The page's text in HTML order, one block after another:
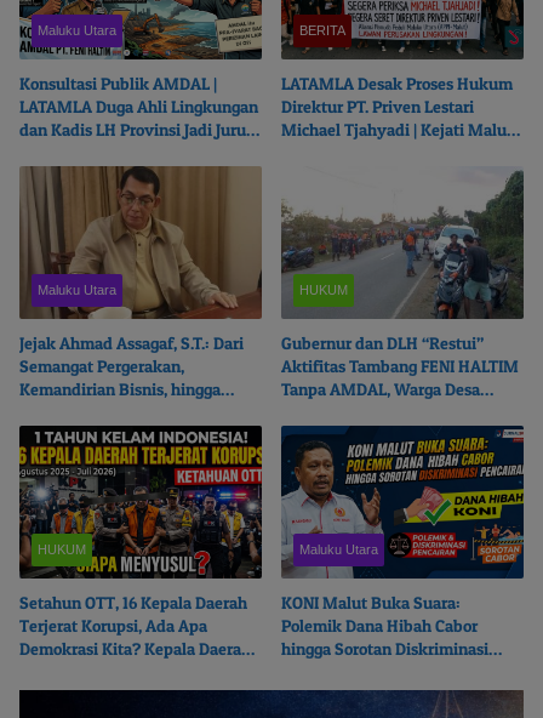
Maluku Utara
Konsultasi Publik AMDAL |
LATAMLA Duga Ahli Lingkungan
dan Kadis LH Provinsi Jadi Juru
BERITA
LATAMLA Desak Proses Hukum
Direktur PT. Priven Lestari
Michael Tjahyadi | Kejati Malut
Maluku Utara
Jejak Ahmad Assagaf, S.T.: Dari
Semangat Pergerakan,
Kemandirian Bisnis, hingga
HUKUM
Gubernur dan DLH “Restui”
Aktifitas Tambang FENI HALTIM
Tanpa AMDAL, Warga Desa
HUKUM
Setahun OTT, 16 Kepala Daerah
Terjerat Korupsi, Ada Apa
Demokrasi Kita? Kepala Daerah
Maluku Utara
KONI Malut Buka Suara:
Polemik Dana Hibah Cabor
hingga Sorotan Diskriminasi